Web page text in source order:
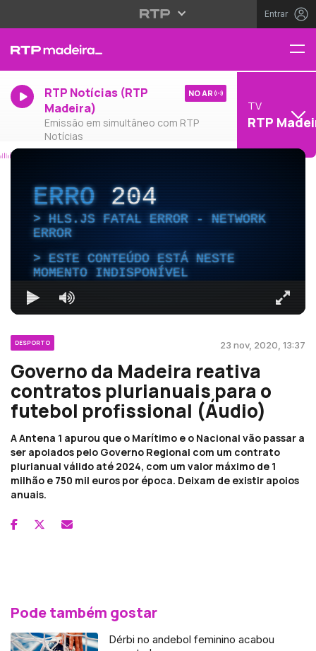
Entrar
RTP Notícias (RTP
Madeira)
Emissão em simultâneo com RTP
Notícias
NO AR
TV
RTP
ERRO204
HLS.JS FATAL ERROR - NETWORK
ERROR
ESTE CONTEÚDO ESTÁ NESTE
MOMENTO INDISPONÍVEL
DESPORTO 23 nov, 2020, 13:37
Governo da Madeira reativa
contratos plurianuais para o
futebol profissional (Áudio)
A Antena 1 apurou que o Marítimo e o Nacional vão passar a
ser apoiados pelo Governo Regional com um contrato
plurianual válido até 2024, com um valor máximo de 1
milhão e 750 mil euros por época. Deixam de existir apoios
anuais.
Pode também gostar
Dérbi no andebol feminino acabou